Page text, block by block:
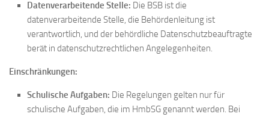
Datenverarbeitende Stelle: Die BSB ist die
datenverarbeitende Stelle, die Behördenleitung ist
verantwortlich, und der behördliche Datenschutzbeauftragte
berät in datenschutzrechtlichen Angelegenheiten.
Einschränkungen:
Schulische Aufgaben: Die Regelungen gelten nur für
schulische Aufgaben, die im HmbSG genannt werden. Bei